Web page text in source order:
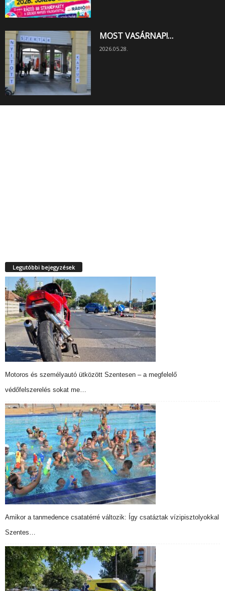
MOST VASÁRNAP!…
2026.05.28.
Legutóbbi bejegyzések
Motoros és személyautó ütközött Szentesen – a megfelelő
védőfelszerelés sokat me…
Amikor a tanmedence csatatérré változik: Így csatáztak vízipisztolyokkal
Szentes…